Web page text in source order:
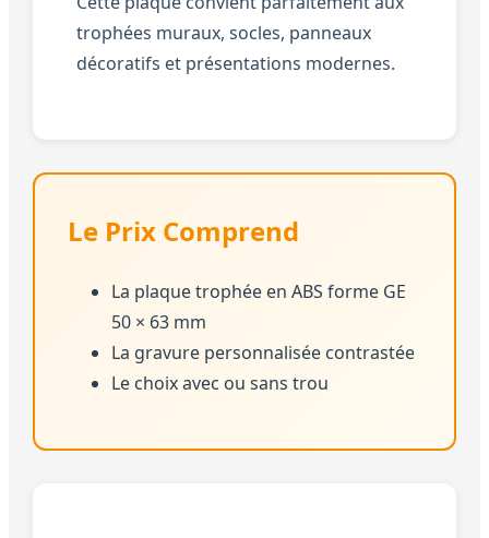
trophées muraux, socles, panneaux
décoratifs et présentations modernes.
Le Prix Comprend
La plaque trophée en ABS forme GE
50 × 63 mm
La gravure personnalisée contrastée
Le choix avec ou sans trou